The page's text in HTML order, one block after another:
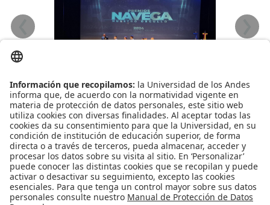
‹ ›
Leído1629TiempoÚltima modificación Jueves, 28 Noviembre 2024 10:12
Publicado en Noticias
Más en esta categoría « Semana disc 2024
Así se vivió la